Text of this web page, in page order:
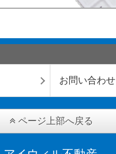
お問い合わせ
ページ上部へ戻る